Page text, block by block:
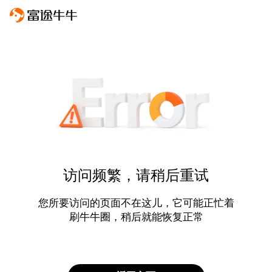
访问频繁，请稍后重试
您所要访问的页面不在这儿，它可能正忙着
刷牛牛圈，稍后就能恢复正常